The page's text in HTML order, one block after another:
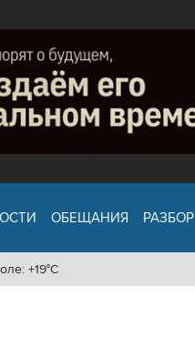
ОБЕЩАНИЯ РАЗБОР
+19°C